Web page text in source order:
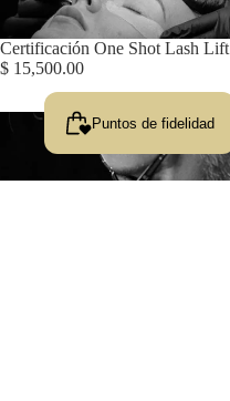
Certificación One Shot Lash Lift
$ 15,500.00
Puntos de fidelidad